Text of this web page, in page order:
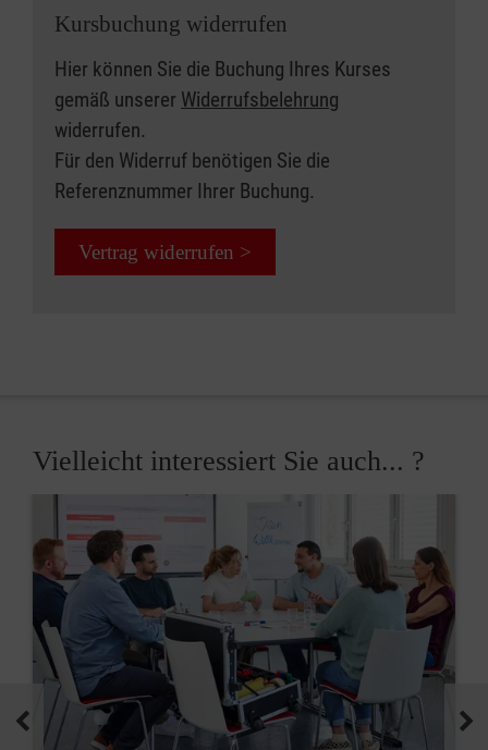
Kursbuchung widerrufen
Hier können Sie die Buchung Ihres Kurses
gemäß unserer Widerrufsbelehrung
widerrufen.
Für den Widerruf benötigen Sie die
Referenznummer Ihrer Buchung.
Vertrag widerrufen >
Vielleicht interessiert Sie auch... ?